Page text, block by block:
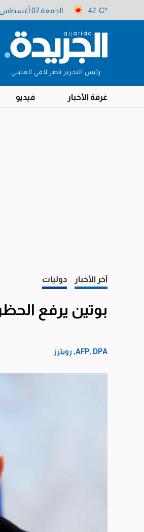
42 C° الجمعة 07 أغسطس 2026
رئيس التحرير ناصر لافي العتيبي
غرفة الأخبار فيديو
آخر الأخبار دوليات
بوتين يرفع
AFP, DPA, رويترز